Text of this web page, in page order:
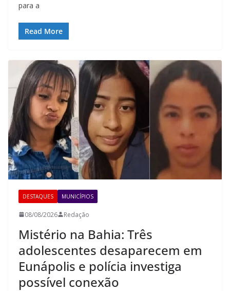
para a
Read More
DESTAQUES MUNICÍPIOS
08/08/2026 Redação
Mistério na Bahia: Três
adolescentes desaparecem em
Eunápolis e polícia investiga
possível conexão